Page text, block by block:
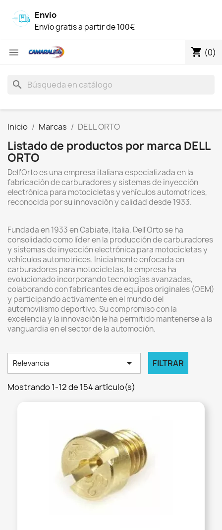
Envio
Envío gratis a partir de 100€
 shopping_cart (0)
search
Inicio Marcas DELL ORTO
Listado de productos por marca DELL
ORTO
Dell'Orto es una empresa italiana especializada en la
fabricación de carburadores y sistemas de inyección
electrónica para motocicletas y vehículos automotrices,
reconocida por su innovación y calidad desde 1933.
Fundada en 1933 en Cabiate, Italia, Dell'Orto se ha
consolidado como líder en la producción de carburadores
y sistemas de inyección electrónica para motocicletas y
vehículos automotrices. Inicialmente enfocada en
carburadores para motocicletas, la empresa ha
evolucionado incorporando tecnologías avanzadas,
colaborando con fabricantes de equipos originales (OEM)
y participando activamente en el mundo del
automovilismo deportivo. Su compromiso con la
excelencia y la innovación le ha permitido mantenerse a la
vanguardia en el sector de la automoción.
Relevancia  FILTRAR
Mostrando 1-12 de 154 artículo(s)